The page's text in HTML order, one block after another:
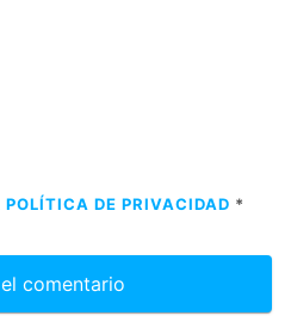
POLÍTICA DE PRIVACIDAD *